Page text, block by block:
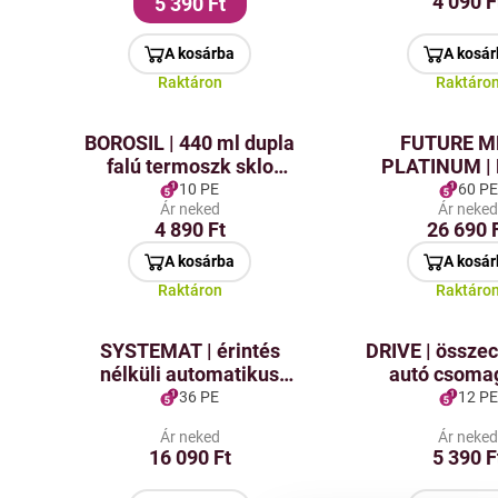
A kosárba
Raktáron
A
Raktáron
BOROSIL | 440 ml dupla
falú termoszk sklo
boroszilikát
10 PE
Ár neked
4 890 Ft
A kosárba
Raktáron
FUTURE
PLATINUM |
Parfum (EDP)
60 PE
Ár neked
26 690
A
Raktáron
SYSTEMAT | érintés
nélküli automatikus
szappan-, sampon- és
infraérzékelő + LED
jelzőfény | térfogat 340
ml
36 PE
Ár neked
16 090 Ft
DRIVE |
autó
szervező |
40 × 26
12 PE
Ár neked
5 390